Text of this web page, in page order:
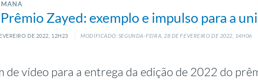
Zayed: exemplo e impulso para a
DE 2022, 12H23 MODIFICADO: SEGUNDA-FEIRA, 28 DEFEVEREIRO DE 2022, 14H06
de vídeo para a entrega da edição de 2022 do